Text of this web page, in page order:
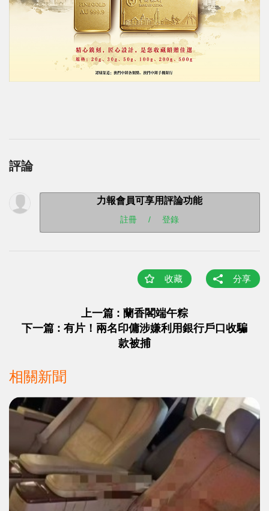
評論
力報會員可享用評論功能
註冊 / 登錄
收藏 分享
上一篇 : 蘭香閣端午粽
下一篇 : 有片！兩名印傭涉嫌利用銀行戶口收騙
款被捕
相關新聞